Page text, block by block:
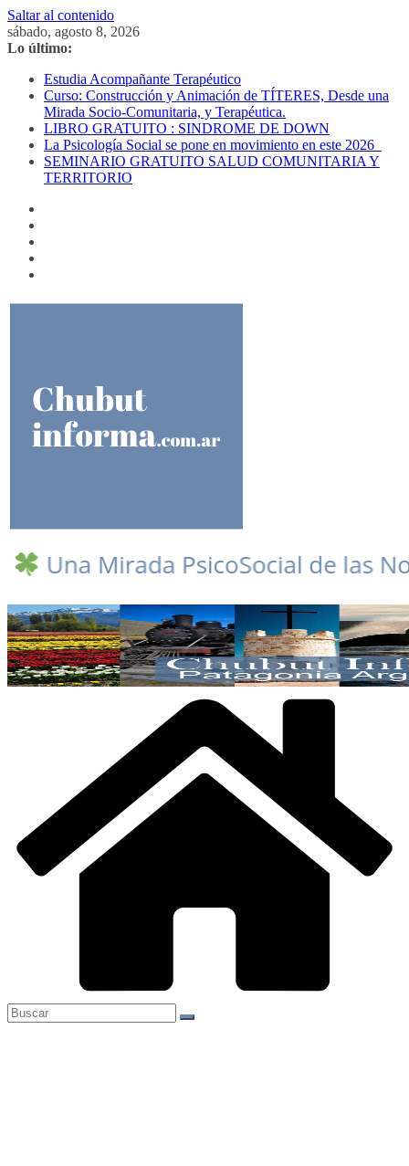
Saltar al contenido
sábado, agosto 8, 2026
Lo último:
Estudia Acompañante Terapéutico
Curso: Construcción y Animación de TÍTERES, Desde una
Mirada Socio-Comunitaria, y Terapéutica.
LIBRO GRATUITO : SINDROME DE DOWN
La Psicología Social se pone en movimiento en este 2026
SEMINARIO GRATUITO SALUD COMUNITARIA Y
TERRITORIO